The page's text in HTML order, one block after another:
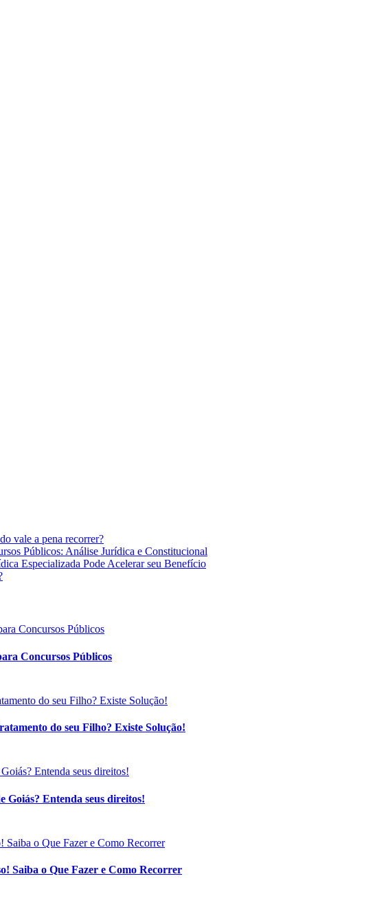
vale a pena recorrer?
Públicos: Análise Jurídica e Constitucional
Especializada Pode Acelerar seu Benefício
Concursos Públicos
do seu Filho? Existe Solução!
Goiás? Entenda seus direitos!
Saiba o Que Fazer e Como Recorrer